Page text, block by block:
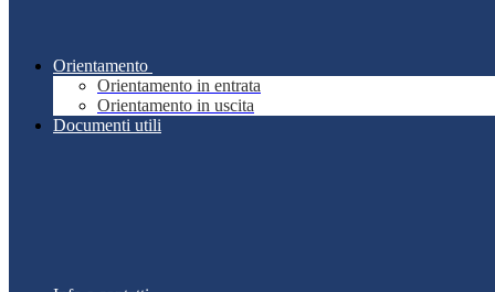
Orientamento
Orientamento in entrata
Orientamento in uscita
Documenti utili